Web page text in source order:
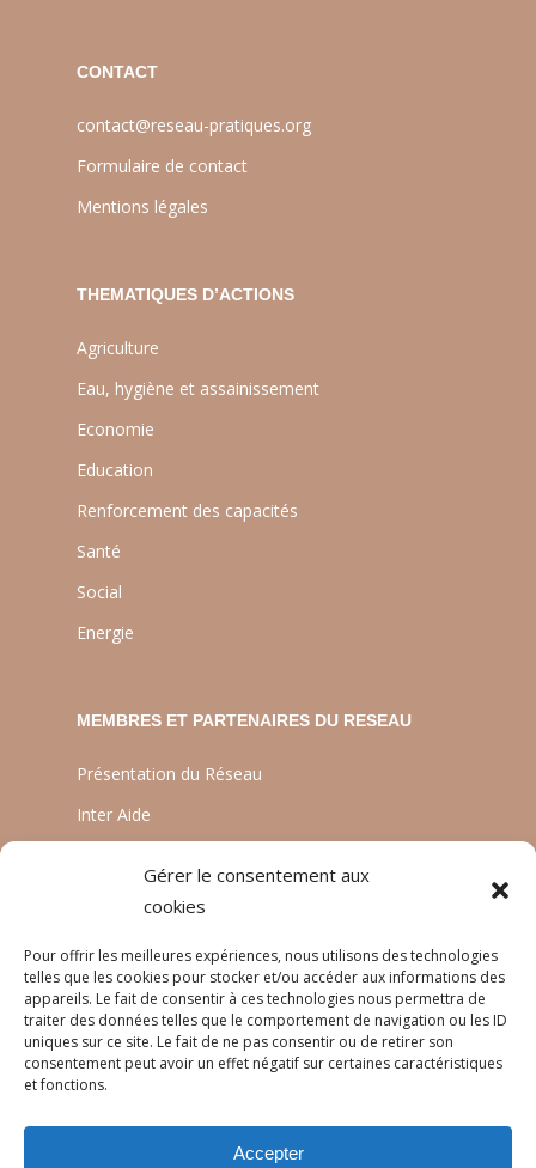
Gérer le consentement aux
cookies
Pour offrir les meilleures expériences, nous utilisons des technologies
telles que les cookies pour stocker et/ou accéder aux informations des
appareils. Le fait de consentir à ces technologies nous permettra de
traiter des données telles que le comportement de navigation ou les ID
uniques sur ce site. Le fait de ne pas consentir ou de retirer son
consentement peut avoir un effet négatif sur certaines caractéristiques
et fonctions.
Accepter
CONTACT
contact@reseau-pratiques.org
Formulaire de contact
Mentions légales
THEMATIQUES D’ACTIONS
Agriculture
Eau, hygiène et assainissement
Economie
Education
Renforcement des capacités
Santé
Social
Energie
MEMBRES ET PARTENAIRES DU RESEAU
Présentation du Réseau
Inter Aide
Planète Enfants & Développement
LANGUES
Français